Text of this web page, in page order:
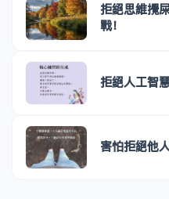
拒絕思維攪
戰！
拒絕人工智
害怕拒絕他